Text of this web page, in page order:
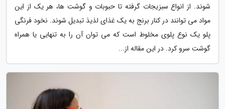
شوند. از انواع سبزیجات گرفته تا حبوبات و گوشت ها، هر یک از این
مواد می توانند در کنار برنج به یک غذای لذیذ تبدیل شوند. نخود فرنگی
پلو یک نوع پلوی مخلوط است که می توان آن را به تنهایی یا همراه
گوشت سرو کرد. در این مقاله از...